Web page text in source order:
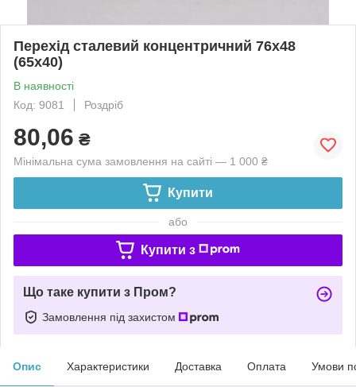
Перехід сталевий концентричний 76х48
(65х40)
В наявності
Код: 9081
Роздріб
80,06 ₴
Мінімальна сума замовлення на сайті — 1 000 ₴
Купити
або
Купити з
Що таке купити з Пром?
Замовлення під захистом
Опис Характеристики Доставка Оплата Умови